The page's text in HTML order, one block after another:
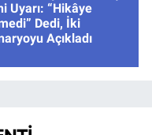
Uyarı: “Hikâye
Dedi, İki
Açıkladı